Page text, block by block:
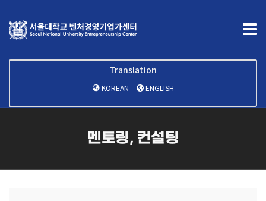
Translation
KOREAN ENGLISH
멘토링, 컨설팅